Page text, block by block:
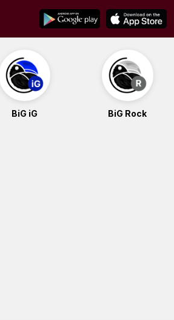
BiG iG BiG Rock